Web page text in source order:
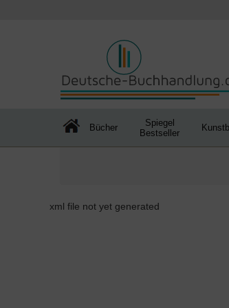
Bücher
Spiegel
Bestseller
xml file not yet generated